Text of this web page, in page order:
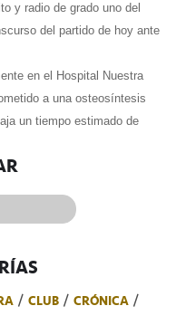
y radio de grado uno del
del partido de hoy ante
en el Hospital Nuestra
a una osteosíntesis
un tiempo estimado de
CLUB
CRÓNICA